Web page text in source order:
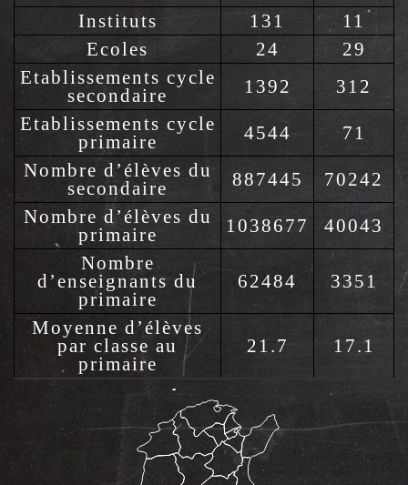
Instituts
131
11
Ecoles
24
29
Etablissements cycle
secondaire
1392
312
Etablissements cycle
primaire
4544
71
Nombre d’élèves du
secondaire
887445
70242
Nombre d’élèves du
primaire
1038677
40043
Nombre
d’enseignants du
primaire
62484 3351
Moyenne d’élèves
par classe au
primaire
21.7 17.1